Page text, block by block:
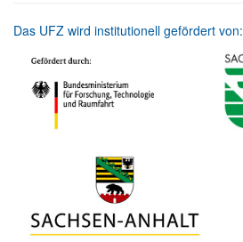
Das UFZ wird institutionell gefördert von: